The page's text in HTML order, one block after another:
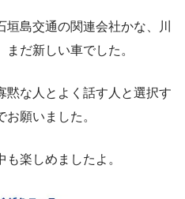
島交通の関連会社かな、川
だ新しい車でした。
黙な人とよく話す人と選択す
願いました。
楽しめましたよ。